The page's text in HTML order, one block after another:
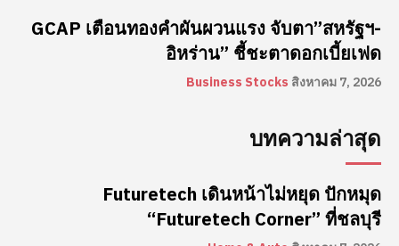
GCAP เตือนทองคำผันผวนแรง จับตา”สหรัฐฯ-
อิหร่าน” ชี้ชะตาดอกเบี้ยเฟด
Business Stocks สิงหาคม 7, 2026
บทความล่าสุด
Futuretech เดินหน้าไม่หยุด ปักหมุด
“Futuretech Corner” ที่ชลบุรี